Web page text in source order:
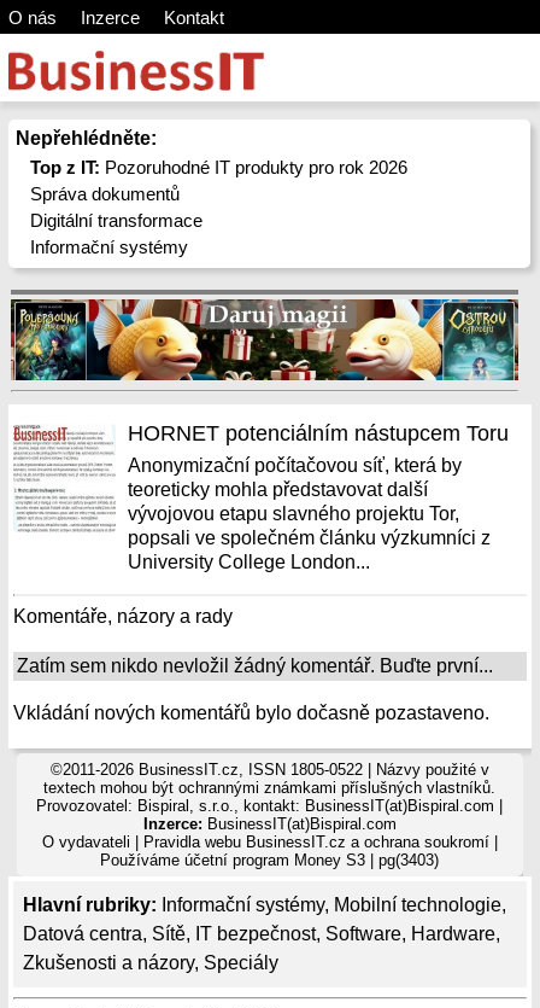
O nás Inzerce Kontakt
Nepřehlédněte:
Top z IT: Pozoruhodné IT produkty pro rok 2026
Správa dokumentů
Digitální transformace
Informační systémy
Hlavní rubriky: Informační systémy, Mobilní technologie,
Datová centra, Sítě, IT bezpečnost, Software, Hardware,
Zkušenosti a názory, Speciály
HORNET potenciálním nástupcem Toru
Anonymizační počítačovou síť, která by
teoreticky mohla představovat další
vývojovou etapu slavného projektu Tor,
popsali ve společném článku výzkumníci z
University College London...
Komentáře, názory a rady
Zatím sem nikdo nevložil žádný komentář. Buďte první...
Vkládání nových komentářů bylo dočasně pozastaveno.
©2011-2026 BusinessIT.cz, ISSN 1805-0522 | Názvy použité v
textech mohou být ochrannými známkami příslušných vlastníků.
Provozovatel: Bispiral, s.r.o., kontakt: BusinessIT(at)Bispiral.com |
Inzerce: BusinessIT(at)Bispiral.com
O vydavateli
Pravidla webu BusinessIT.cz a ochrana soukromí|
Používámeúčetní program Money S3 | pg(3403)